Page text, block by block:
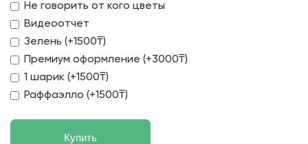
Не говорить от кого цветы
Видеоотчет
Зелень (+1500₸)
Премиум оформление (+3000₸)
1 шарик (+1500₸)
Раффаэлло (+1500₸)
Купить